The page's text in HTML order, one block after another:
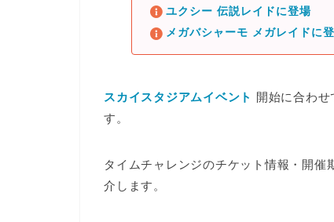
ユクシー 伝説レイドに登場
メガバシャーモ メガレイドに
スカイスタジアムイベント 開始に合わ
す。
タイムチャレンジのチケット情報・開
介します。